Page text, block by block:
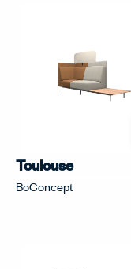
Toulouse
BoConcept